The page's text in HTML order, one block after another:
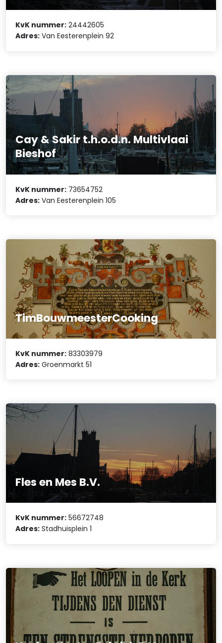
KvK nummer: 24442605
Adres: Van Eesterenplein 92
Cay & Sakir t.h.o.d.n. Multivlaai
Bieshof
KvK nummer: 73654752
Adres: Van Eesterenplein 105
TimBouwmeesterCooking
KvK nummer: 83303979
Adres: Groenmarkt 51
Fles en Mes B.V.
KvK nummer: 56672748
Adres: Stadhuisplein 1